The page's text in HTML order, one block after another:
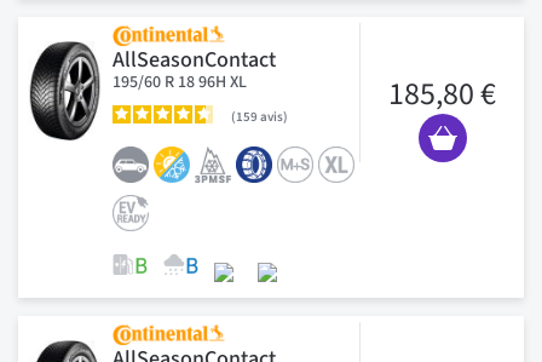
AllSeasonContact
195/60 R 18 96H XL
159 avis
185,80 €